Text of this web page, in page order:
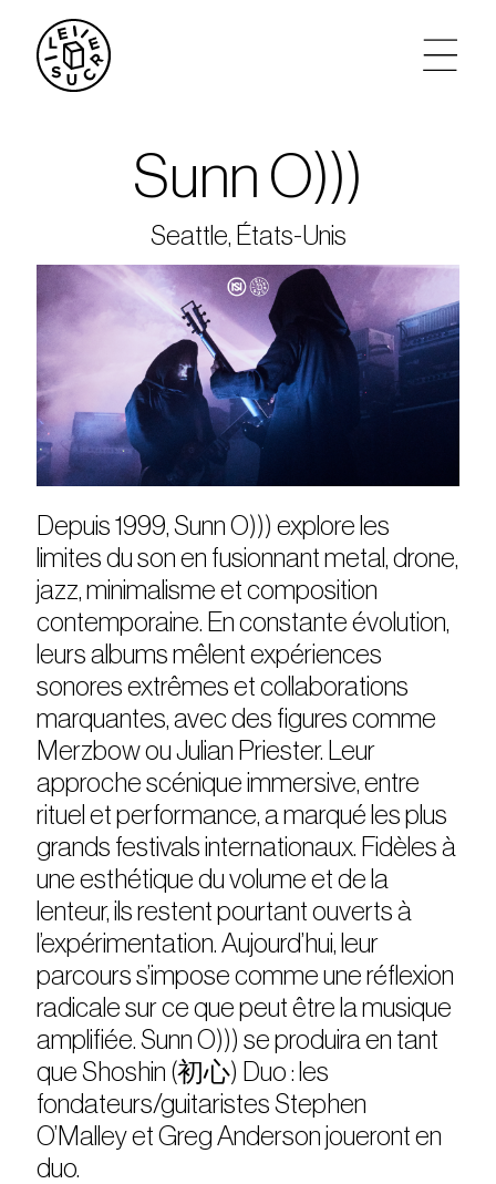
agenda
tickets
le sucre max
partenariats
privatisations
Sunn O)))
Seattle, États-Unis
Depuis 1999, Sunn O))) explore les
limites du son en fusionnant metal, drone,
jazz, minimalisme et composition
contemporaine. En constante évolution,
leurs albums mêlent expériences
sonores extrêmes et collaborations
marquantes, avec des figures comme
Merzbow ou Julian Priester. Leur
approche scénique immersive, entre
rituel et performance, a marqué les plus
grands festivals internationaux. Fidèles à
une esthétique du volume et de la
lenteur, ils restent pourtant ouverts à
l’expérimentation. Aujourd’hui, leur
parcours s’impose comme une réflexion
radicale sur ce que peut être la musique
amplifiée. Sunn O))) se produira en tant
que Shoshin (初心) Duo : les
fondateurs/guitaristes Stephen
O’Malley et Greg Anderson joueront en
duo.